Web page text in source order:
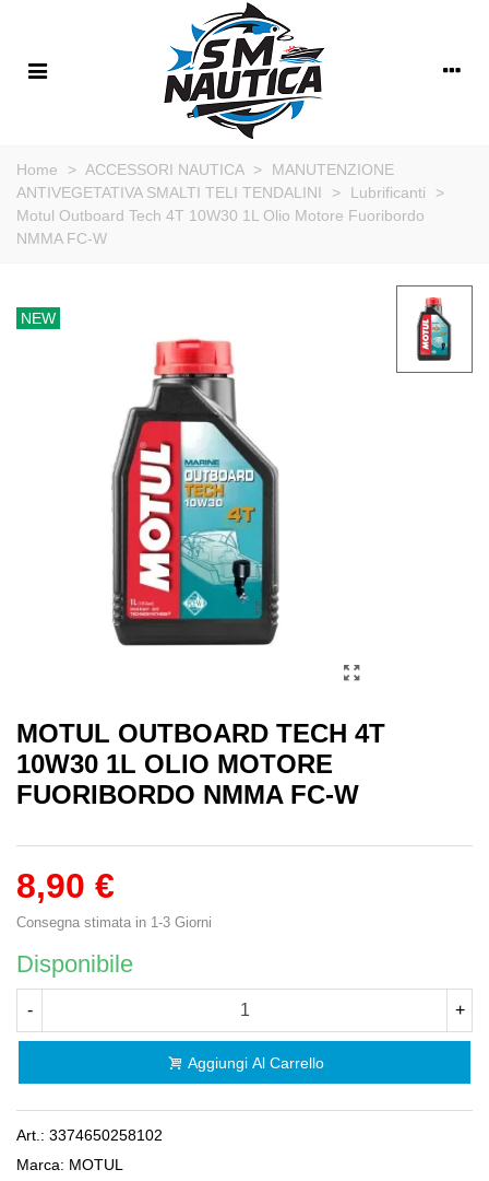
Home > ACCESSORI NAUTICA >
MANUTENZIONE
ANTIVEGETATIVA SMALTI TELI TENDALINI
> Lubrificanti
>
Motul Outboard Tech 4T 10W30 1L Olio Motore Fuoribordo
NMMA FC-W
NEW
MOTUL OUTBOARD TECH 4T
10W30 1L OLIO MOTORE
FUORIBORDO NMMA FC-W
8,90 €
Consegna stimata in 1-3 Giorni
Disponibile
- +
Aggiungi Al Carrello
Art.: 3374650258102
Marca: MOTUL